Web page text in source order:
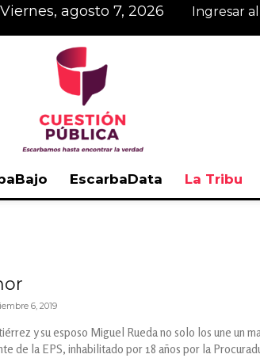
viernes, agosto 7, 2026 Ingresar
EscarbaData La Tribu
6, 2019
y su esposo Miguel Rueda no solo los une un
de la EPS, inhabilitado por 18 años por la